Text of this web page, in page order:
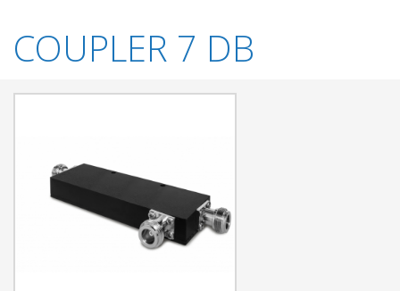
COUPLER 7 DB